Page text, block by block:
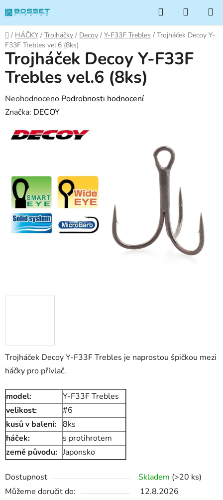
na
obsah
Hledat
KOŠÍK
Domů
/ HÁČKY / Trojháčky / Decoy / Y-F33F Trebles / Trojháček Decoy Y-
F33F Trebles vel.6 (8ks)
Trojháček Decoy Y-F33F Trebles je naprostou špičkou mezi
háčky pro přívlač.
model:
Y-F33F Trebles
velikost:
#6
kusů v balení: 8ks
háček:
s protihrotem
země původu: Japonsko
Dostupnost Skladem (>20 ks)
Můžeme doručit do:
12.8.2026
Trojháček Decoy Y-F33F
Trebles vel.6 (8ks)
Průměrné
hodnocení
je
hvězdiček.
Neohodnoceno Podrobnosti hodnocení
Značka: DECOY